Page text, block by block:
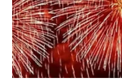
참 힘드네요 2005년 ..